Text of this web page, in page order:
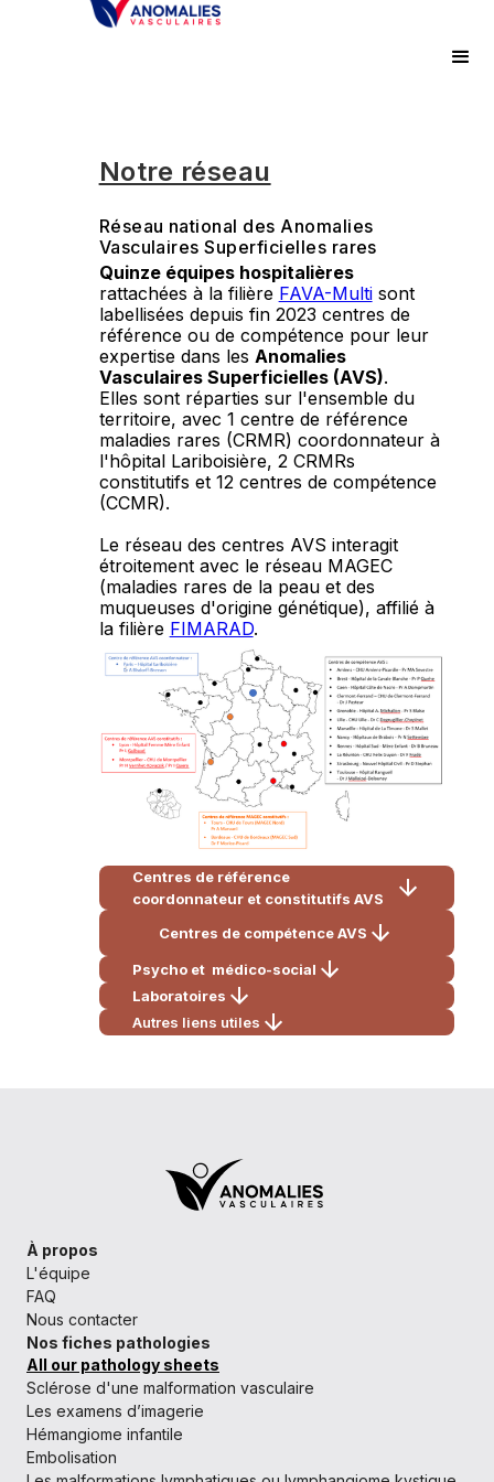
Notre réseau
Réseau national des Anomalies
Vasculaires Superficielles rares
Quinze équipes hospitalières
rattachées à la filière FAVA-Multisont
labellisées depuis fin 2023 centres de
référence ou de compétence pour leur
expertise dans les Anomalies
Vasculaires Superficielles (AVS).
Elles sont réparties sur l'ensemble du
territoire, avec 1 centre de référence
maladies rares (CRMR) coordonnateur à
l'hôpital Lariboisière, 2 CRMRs
constitutifs et 12 centres de compétence
(CCMR).
Le réseau des centres AVS interagit
étroitement avec le réseau MAGEC
(maladies rares de la peau et des
muqueuses d'origine génétique), affilié à
la filière FIMARAD.
Centres de référence
coordonnateur et constitutifs AVS
Centres de compétence AVS
Psycho et médico-social
Laboratoires
Autres liens utiles
À propos
L'équipe
FAQ
Nous contacter
Nos fiches pathologies
All our pathology sheets
Sclérose d'une malformation vasculaire
Les examens d’imagerie
Hémangiome infantile
Embolisation